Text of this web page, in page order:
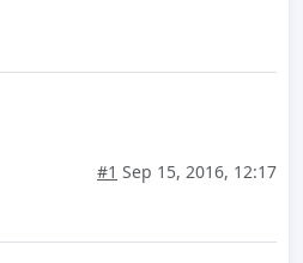
#1 Sep 15, 2016, 12:17